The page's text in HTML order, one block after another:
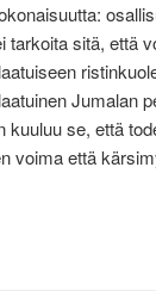
tarkoita sitä, että
Jumalan
kuuluu se, että
voima että